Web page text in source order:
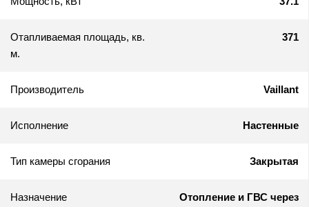
Отапливаемая площадь, кв.
м.
371
Производитель Vaillant
Исполнение Настенные
Тип камеры сгорания Закрытая
Назначение
Отопление и ГВС через